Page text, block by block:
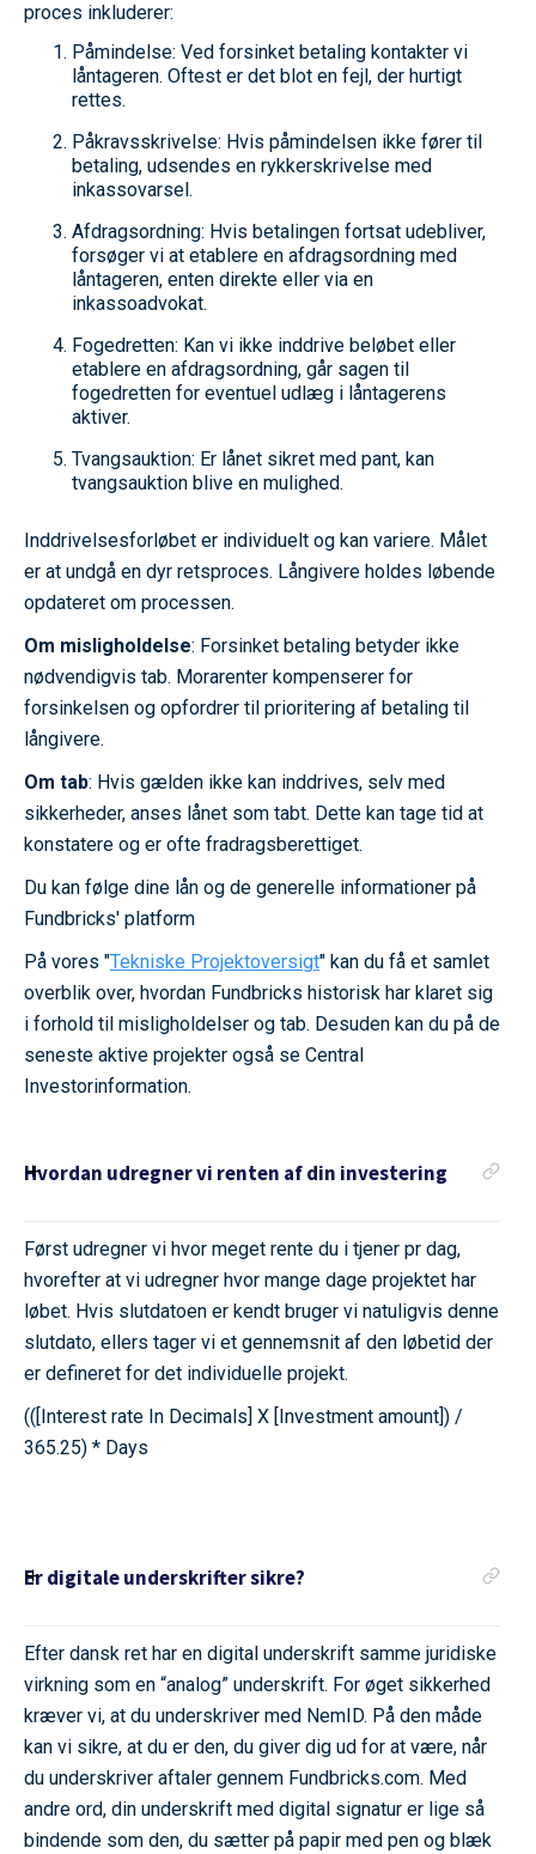
proces inkluderer:
Påmindelse: Ved forsinket betaling kontakter vi
låntageren. Oftest er det blot en fejl, der hurtigt
rettes.
Påkravsskrivelse: Hvis påmindelsen ikke fører til
betaling, udsendes en rykkerskrivelse med
inkassovarsel.
Afdragsordning: Hvis betalingen fortsat udebliver,
forsøger vi at etablere en afdragsordning med
låntageren, enten direkte eller via en
inkassoadvokat.
Fogedretten: Kan vi ikke inddrive beløbet eller
etablere en afdragsordning, går sagen til
fogedretten for eventuel udlæg i låntagerens
aktiver.
Tvangsauktion: Er lånet sikret med pant, kan
tvangsauktion blive en mulighed.
Inddrivelsesforløbet er individuelt og kan variere. Målet
er at undgå en dyr retsproces. Långivere holdes løbende
opdateret om processen.
Om misligholdelse: Forsinket betaling betyder ikke
nødvendigvis tab. Morarenter kompenserer for
forsinkelsen og opfordrer til prioritering af betaling til
långivere.
Om tab: Hvis gælden ikke kan inddrives, selv med
sikkerheder, anses lånet som tabt. Dette kan tage tid at
konstatere og er ofte fradragsberettiget.
Du kan følge dine lån og de generelle informationer på
Fundbricks' platform
På vores "Tekniske Projektoversigt" kan du få et samlet
overblik over, hvordan Fundbricks historisk har klaret sig
i forhold til misligholdelser og tab. Desuden kan du på de
seneste aktive projekter også se Central
Investorinformation.
Hvordan udregner vi renten af din investering
Først udregner vi hvor meget rente du i tjener pr dag,
hvorefter at vi udregner hvor mange dage projektet har
løbet. Hvis slutdatoen er kendt bruger vi natuligvis denne
slutdato, ellers tager vi et gennemsnit af den løbetid der
er defineret for det individuelle projekt.
(([Interest rate In Decimals] X [Investment amount]) /
365.25) * Days
Er digitale underskrifter sikre?
Efter dansk ret har en digital underskrift samme juridiske
virkning som en “analog” underskrift. For øget sikkerhed
kræver vi, at du underskriver med NemID. På den måde
kan vi sikre, at du er den, du giver dig ud for at være, når
du underskriver aftaler gennem Fundbricks.com. Med
andre ord, din underskrift med digital signatur er lige så
bindende som den, du sætter på papir med pen og blæk